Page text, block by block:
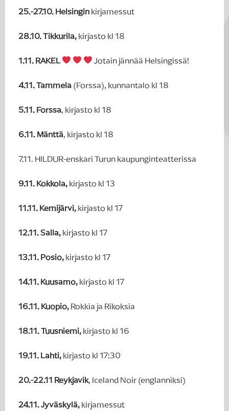
25.-27.10. Helsinginkirjamessut
28.10. Tikkurila,kirjasto kl 18
1.11. RAKEL
Jotain jännää Helsingissä!
4.11. Tammela(Forssa), kunnantalo kl 18
5.11. Forssa, kirjasto kl 18
6.11. Mänttä, kirjasto kl 18
7.11. HILDUR-enskari Turun kaupunginteatterissa
9.11. Kokkola,kirjasto kl 13
11.11. Kemijärvi,kirjasto kl 17
12.11. Salla,kirjasto kl 17
13.11. Posio,kirjasto kl 17
14.11. Kuusamo,kirjasto kl 17
16.11. Kuopio,Rokkia ja Rikoksia
18.11. Tuusniemi,kirjasto kl 16
19.11. Lahti,kirjasto kl 17:30
20.-22.11 Reykjavik, Iceland Noir (englanniksi)
24.11. Jyväskylä,kirjamessut